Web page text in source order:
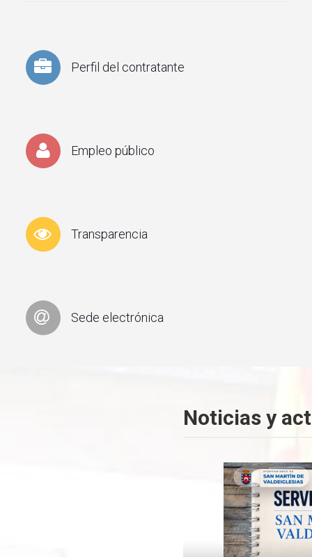
Perfil del contratante
Empleo público
Transparencia
Sede electrónica
Noticias y